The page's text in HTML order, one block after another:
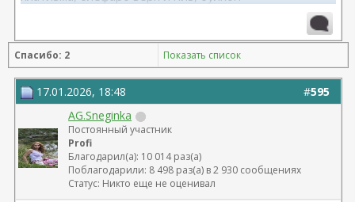
08.2015, allergan 240, 255. Аврамович А.Г., Клиника СЛ
(молодости и красоты)
Спасибо: 2 Показать список
#595
17.01.2026, 18:48
AG.Sneginka
Постоянный участник
Profi
Благодарил(а): 10 014 раз(а)
Поблагодарили: 8 498 раз(а) в 2 930 сообщениях
Статус: Никто еще не оценивал